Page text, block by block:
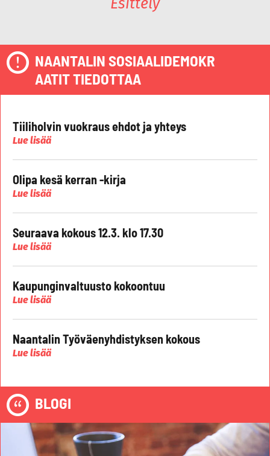
Esittely
NAANTALIN SOSIAALIDEMOKR
AATIT TIEDOTTAA
Tiiliholvin vuokraus ehdot ja yhteys
Lue lisää
Olipa kesä kerran -kirja
Lue lisää
Seuraava kokous 12.3. klo 17.30
Lue lisää
Kaupunginvaltuusto kokoontuu
Lue lisää
Naantalin Työväenyhdistyksen kokous
Lue lisää
BLOGI